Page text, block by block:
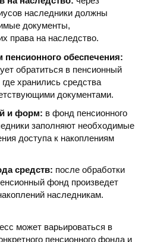
наследники должны
документы,
права на наследство.
пенсионного обеспечения:
обратиться в пенсионный
хранились средства
документами.
и форм: в фонд пенсионного
заполняют необходимые
доступа к накоплениям
средств: после обработки
фонд произведет
наследникам.
может варьироваться в
пенсионного фонда и